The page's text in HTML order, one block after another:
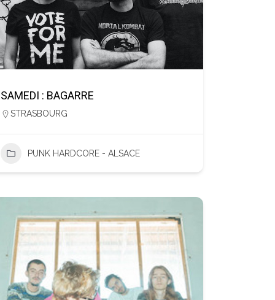
SAMEDI : BAGARRE
STRASBOURG
PUNK HARDCORE - ALSACE